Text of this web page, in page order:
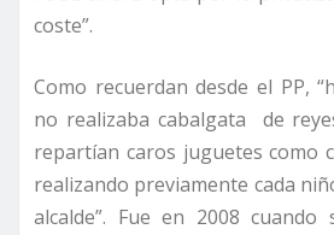
coste”.
Como recuerdan desde el PP,
no realizaba cabalgata de
repartían caros juguetes como
realizando previamente cada
alcalde”. Fue en 2008